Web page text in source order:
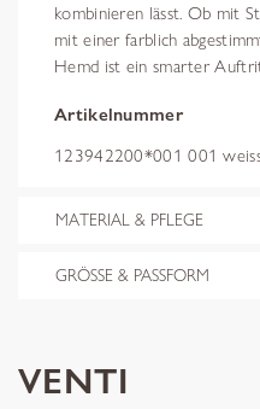
kombinieren lässt. Ob mit
mit einer farblich
Hemd ist ein smarter
Artikelnummer
123942200*001 001
MATERIAL & PFLEGE
GRÖSSE & PASSFORM
VENTI